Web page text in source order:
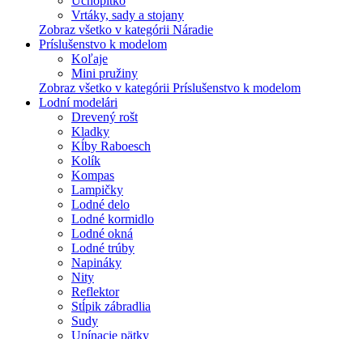
Vrtáky, sady a stojany
Zobraz všetko v kategórii Náradie
Príslušenstvo k modelom
Koľaje
Mini pružiny
Zobraz všetko v kategórii Príslušenstvo k modelom
Lodní modelári
Drevený rošt
Kladky
Kĺby Raboesch
Kolík
Kompas
Lampičky
Lodné delo
Lodné kormidlo
Lodné okná
Lodné trúby
Napináky
Nity
Reflektor
Stĺpik zábradlia
Sudy
Upínacie pätky